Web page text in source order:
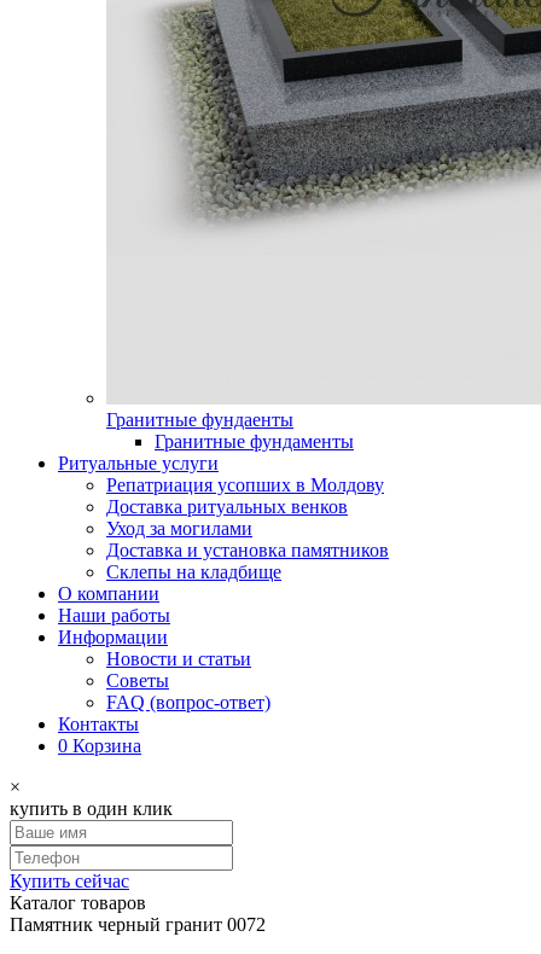
Гранитные фундаенты
Гранитные фундаменты
Ритуальные услуги
Репатриация усопших в Молдову
Доставка ритуальных венков
Уход за могилами
Доставка и установка памятников
Склепы на кладбище
О компании
Наши работы
Информации
Новости и статьи
Советы
FAQ (вопрос-ответ)
Контакты
0 Корзина
×
купить в один клик
Купить сейчас
Каталог товаров
Памятник черный гранит 0072